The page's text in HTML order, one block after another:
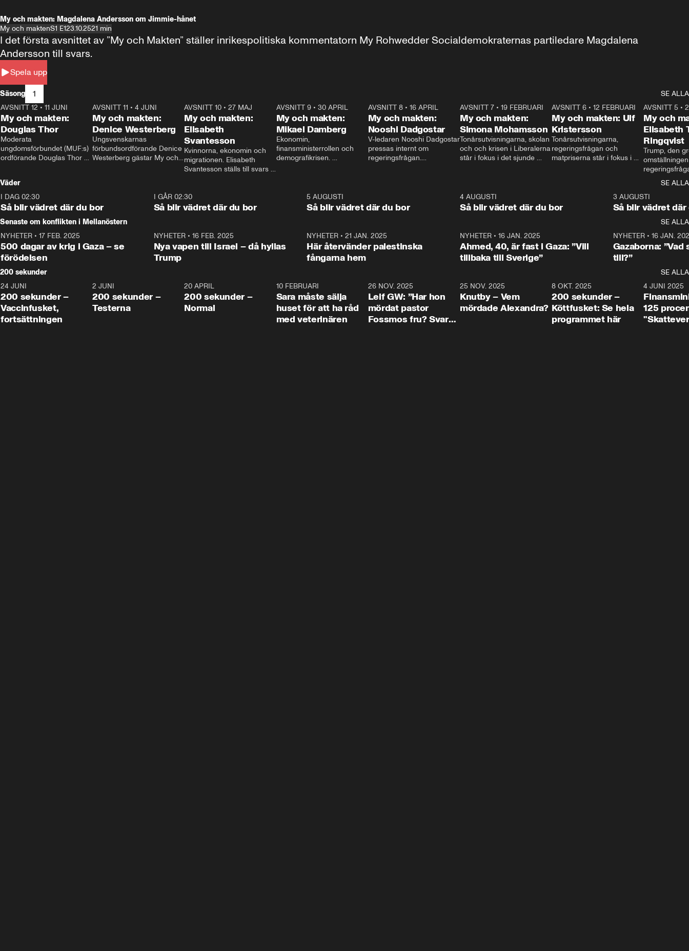
My och makten: Magdalena Andersson om Jimmie-hånet
My och maktenS1 E123.10.2521 min
Spela upp
I det första avsnittet av ”My och Makten” ställer inrikespolitiska kommentatorn My Rohwedder Socialdemokraternas partiledare Magdalena
Andersson till svars.
Säsong 1
SE ALLA
26:27
AVSNITT 12 • 11 JUNI
My och makten:
Douglas Thor
Moderata
ungdomsförbundet (MUF:s)
ordförande Douglas Thor
tonårsutvisningarna och hur
Moderaterna ska locka
väljare till valet i höst.
23:40
AVSNITT 11 •4 JUNI
My och makten:
Denice Westerberg
Ungsvenskarnas
förbundsordförande Denice
Westerberg gästar My och
AVSNITT 10 •27 MAJ
My och makten:
Elisabeth
Svantesson
Kvinnorna, ekonomin och
migrationen. Elisabeth
Svantesson ställs till svars
AVSNITT 9• 30 APRIL
My och makten:
Mikael Damberg
Ekonomin,
finansministerrollen och
demografikrisen.
och Makten.
AVSNITT 8• 16 APRIL
My och makten:
Nooshi Dadgostar
V-ledaren Nooshi Dadgostar
pressas internt om
regeringsfrågan.
– Vi ställer upp i val. Ska vi
vara med så sitter vi förstås
24:30
AVSNITT 7• 19 FEBRUARI
My och makten:
Simona Mohamsson
Tonårsutvisningarna, skolan
och och krisen i Liberalerna
står i fokus i det sjunde
kommentator My
Rohwedder ställer
utbildnings- och
Mohamsson till svars.
27:30
AVSNITT 6 •12 FEBRUARI
My och makten: Ulf
Kristersson
Tonårsutvisningarna,
regeringsfrågan och
matpriserna står i fokus i
Rohwedder ställer
statsminister Ulf Kristersson
AVSNITT 5 •
My och
Elisabeth
Ringqvist
Trump, den
centrum i
avsnittet av
Makten”. Se
Aftonbladets
Rohwedder
Thand Ring
Väder
SE ALLA
I DAG 02:30
Så blir vädret där du bor
1:06
I GÅR 02:30
Så blir vädret där du bor
5 AUGUSTI
Så blir vädret där du bor
4 AUGUSTI
Så blir vädret där du bor
3 AUGUSTI
Så blir vädret där
Senaste om konflikten i Mellanöstern
SE ALLA
NYHETER • 17 FEB. 2025
500 dagar av krig i Gaza – se
förödelsen
NYHETER• 16 FEB. 2025
Nya vapen till Israel – då hyllas
Trump
NYHETER •21 JAN. 2025
Här återvänder palestinska
fångarna hem
NYHETER• 16 JAN. 2025
Ahmed, 40, är fast i Gaza: ”Vill
tillbaka till Sverige”
NYHETER• 16 JAN.
Gazaborna:
till?”
200 sekunder
SE ALLA
5:00
24 JUNI
200 sekunder –
Vaccinfusket,
fortsättningen
4:23
2 JUNI
200 sekunder –
Testerna
20 APRIL
200 sekunder –
Normal
10 FEBRUARI
Sara måste sälja
huset för att ha råd
med veterinären
26 NOV. 2025
Leif GW: ”Har hon
mördat pastor
Fossmos fru? Svar
31:05
25 NOV. 2025
Knutby – Vem
mördade Alexandra?
4:29
8 OKT. 2025
200 sekunder –
Köttfusket: Se hela
programmet här
4 JUNI 2025
125